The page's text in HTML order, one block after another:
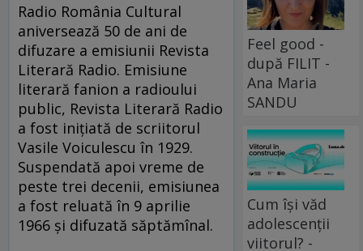
Radio România Cultural
aniversează 50 de ani de
difuzare a emisiunii Revista
Literară Radio. Emisiune
literară fanion a radioului
public, Revista Literară Radio
a fost inițiată de scriitorul
Vasile Voiculescu în 1929.
Suspendată apoi vreme de
peste trei decenii, emisiunea
a fost reluată în 9 aprilie
1966 și difuzată săptămînal.
Feel good -
după FILIT -
Ana Maria
SANDU
Cum își văd
adolescenții
viitorul? -